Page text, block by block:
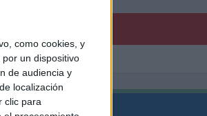
como cookies, y
un dispositivo
de audiencia y
localización
clic para